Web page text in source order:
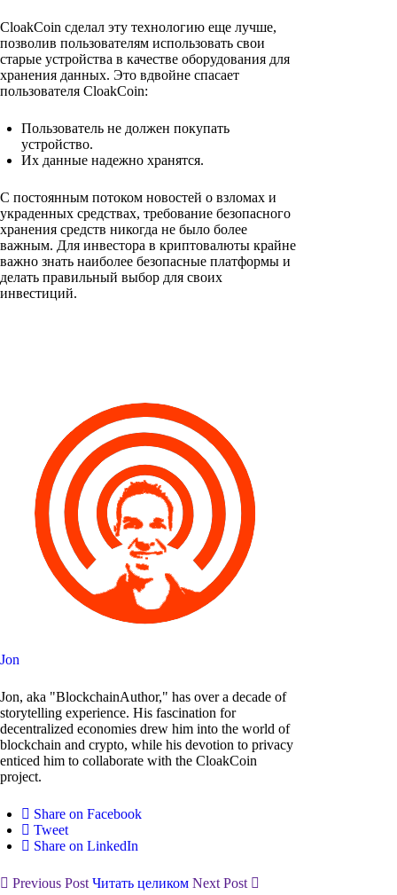
CloakCoin сделал эту технологию еще лучше,
позволив пользователям использовать свои
старые устройства в качестве оборудования для
хранения данных. Это вдвойне спасает
пользователя CloakCoin:
Пользователь не должен покупать
устройство.
Их данные надежно хранятся.
С постоянным потоком новостей о взломах и
украденных средствах, требование безопасного
хранения средств никогда не было более
важным. Для инвестора в криптовалюты крайне
важно знать наиболее безопасные платформы и
делать правильный выбор для своих
инвестиций.
Jon
Jon, aka "BlockchainAuthor," has over a decade of
storytelling experience. His fascination for
decentralized economies drew him into the world of
blockchain and crypto, while his devotion to privacy
enticed him to collaborate with the CloakCoin
project.
Share on Facebook
Tweet
Share on LinkedIn
Previous PostЧитать целиком Next Post